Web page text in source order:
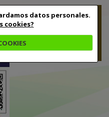
datos personales.
cookies?